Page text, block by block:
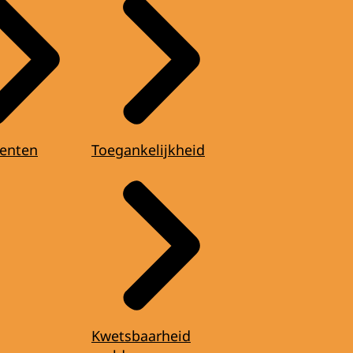
Toegankelijkheid
Kwetsbaarheid